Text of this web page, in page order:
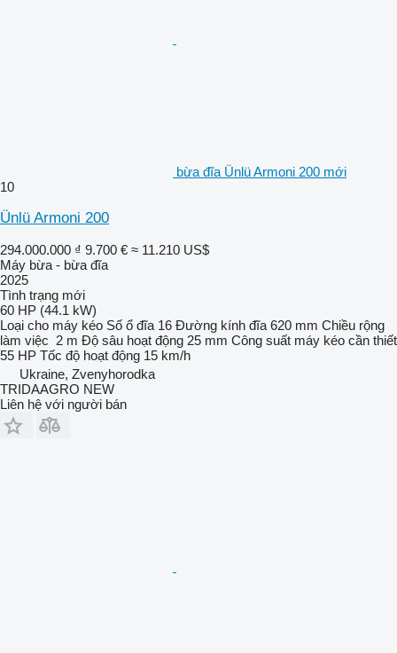
bừa đĩa Ünlü Armoni 200 mới
10
Ünlü Armoni 200
294.000.000 ₫ 9.700 € ≈ 11.210 US$
Máy bừa - bừa đĩa
2025
Tình trạng mới
60 HP (44.1 kW)
Loại cho máy kéo Số ổ đĩa 16 Đường kính đĩa 620 mm Chiều rộng
làm việc 2 m Độ sâu hoạt động 25 mm Công suất máy kéo cần thiết
55 HP Tốc độ hoạt động 15 km/h
Ukraine, Zvenyhorodka
TRIDAAGRO NEW
Liên hệ với người bán